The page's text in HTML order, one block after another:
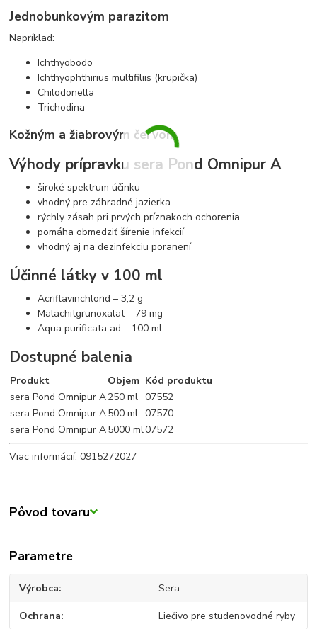
Jednobunkovým parazitom
Napríklad:
Ichthyobodo
Ichthyophthirius multifiliis (krupička)
Chilodonella
Trichodina
Kožným a žiabrovým červom
Výhody prípravku sera Pond Omnipur A
široké spektrum účinku
vhodný pre záhradné jazierka
rýchly zásah pri prvých príznakoch ochorenia
pomáha obmedziť šírenie infekcií
vhodný aj na dezinfekciu poranení
Účinné látky v 100 ml
Acriflavinchlorid – 3,2 g
Malachitgrünoxalat – 79 mg
Aqua purificata ad – 100 ml
Dostupné balenia
Produkt Objem Kód produktu
sera Pond Omnipur A250 ml 07552
sera Pond Omnipur A500 ml 07570
sera Pond Omnipur A5000 ml07572
Viac informácií: 0915272027
Pôvod tovaru
Parametre
Výrobca Sera
Ochrana Liečivo pre studenovodné ryby